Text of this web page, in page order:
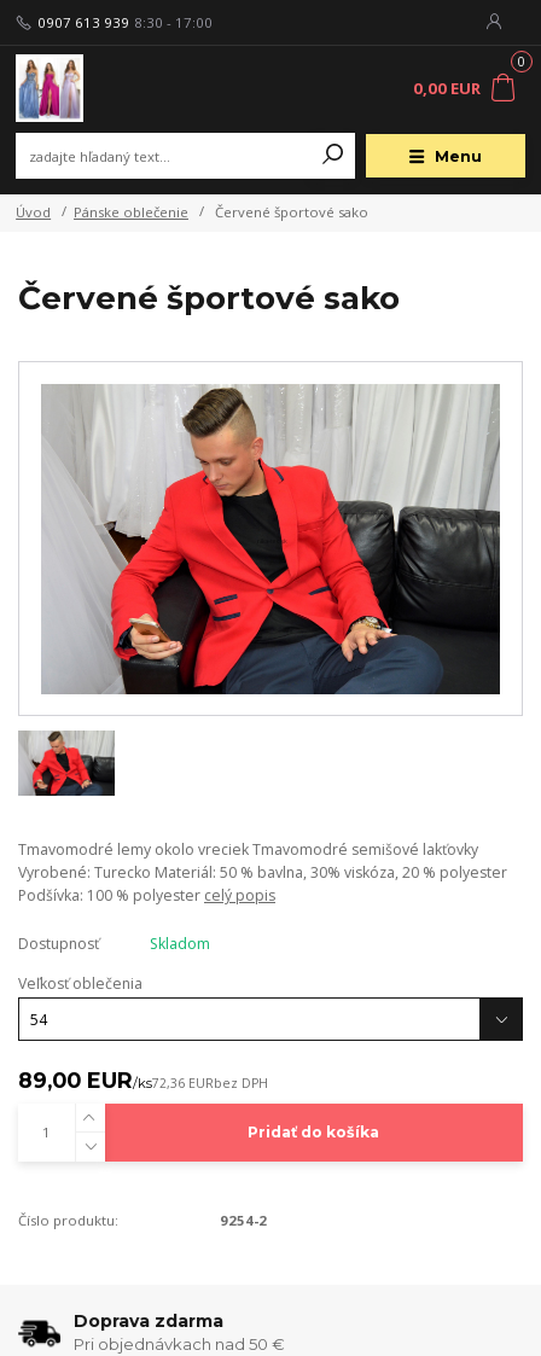
Menu
0907 613 939 8:30 - 17:00
0
0,00 EUR
Úvod Pánske oblečenie Červené športové sako
Červené športové sako
Tmavomodré lemy okolo vreciek Tmavomodré semišové lakťovky
Vyrobené: Turecko Materiál: 50 % bavlna, 30% viskóza, 20 % polyester
Podšívka: 100 % polyester celý popis
Dostupnosť
Skladom
Veľkosť oblečenia
89,00 EUR/ks72,36 EURbez DPH
Pridať do košíka
Číslo produktu: 9254-2
Doprava zdarma
Pri objednávkach nad 50 €